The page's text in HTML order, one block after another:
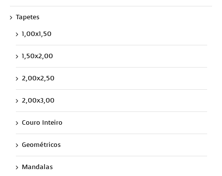
Tapetes
1,00x1,50
1,50x2,00
2,00x2,50
2,00x3,00
Couro Inteiro
Geométricos
Mandalas